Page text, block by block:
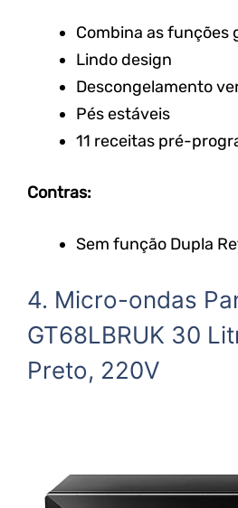
Combina as funções
Lindo design
Descongelamento
Pés estáveis
11 receitas pré-
Contras:
Sem função Dupla
4. Micro-ondas
GT68LBRUK 30
Preto, 220V